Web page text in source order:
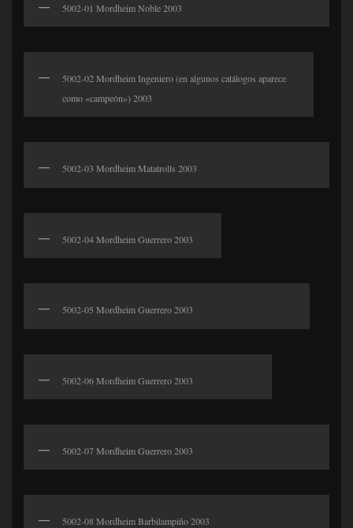
5002-01 Mordheim Noble 2003
5002-02 Mordheim Ingeniero (en algunos catálogos aparece
como «campeón») 2003
5002-03 Mordheim Matatrolls 2003
5002-04 Mordheim Guerrero 2003
5002-05 Mordheim Guerrero 2003
5002-06 Mordheim Guerrero 2003
5002-07 Mordheim Guerrero 2003
5002-08 Mordheim Barbilampiño 2003